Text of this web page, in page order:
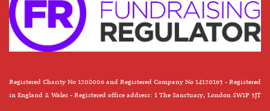
Registered Charity No 1208006 and Registered Company No 14120163 - Registered
in England & Wales - Registered office address: 1 The Sanctuary, London SW1P 3JT